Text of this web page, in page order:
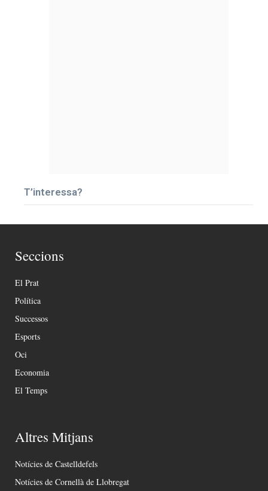
T’interessa?
Seccions
El Prat
Política
Successos
Esports
Oci
Economia
El Temps
Altres Mitjans
Notícies de Castelldefels
Notícies de Cornellà de Llobregat